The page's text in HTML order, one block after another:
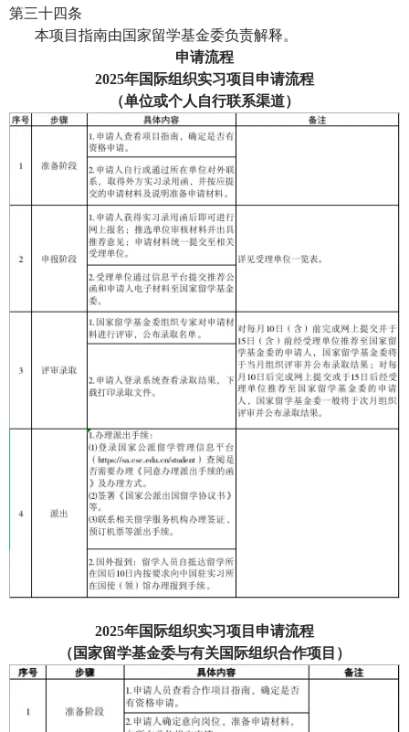
第三十四条
本项目指南由国家留学基金委负责解释。
申请流程
2025年国际组织实习项目申请流程
（单位或个人自行联系渠道）
2025年国际组织实习项目申请流程
（国家留学基金委与有关国际组织合作项目）